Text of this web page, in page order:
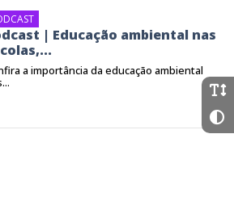
| Educação ambiental nas
a importância da educação ambiental